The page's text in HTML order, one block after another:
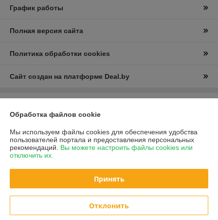
График работы
Полная версия сайта
Политика обработки cookies
Сайт создан на платформе Deal.by
г.Минск, ул. Пулихова д. 23, пом. 2Н
Регистрационный номер ЕГР: 193697373
Регистрационный орган: Минский горисполком
Местонахождение книги жалоб и предложений: 220088, г. Минск, ул.
Пулихова д.23, пом. 2Н
Обработка файлов cookie
Мы используем файлы cookies для обеспечения удобства
пользователей портала и предоставления персональных
рекомендаций. Вы можете настроить файлы cookies или
отключить их.
Принять
Отклонить